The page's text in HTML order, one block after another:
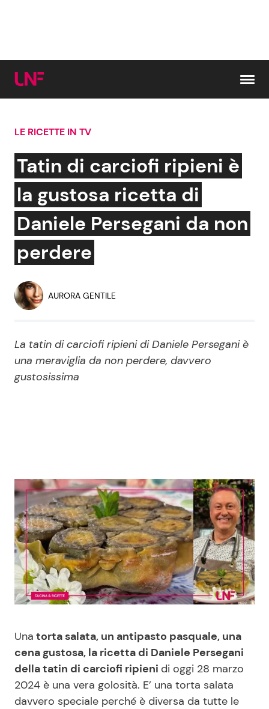
Cerca:
News e Cronaca
Attualità Italiana
Dal Mondo
Economia
Persone Scomparse
Politica
Gossip e TV
Bellezze VIP
Reality e Talent
News Musica
News Spettacolo
Benessere
Casa
Mondo Mamma
News benessere
Cucina e Ricette
Consigli di Cucina
Le Ricette in TV
Primi Piatti
LE RICETTE IN TV
Tatin di carciofi ripieni è
la gustosa ricetta di
Daniele Persegani da non
perdere
AURORA GENTILE
La tatin di carciofi ripieni di Daniele Persegani è
una meraviglia da non perdere, davvero
gustosissima
Una torta salata, un antipasto pasquale, una
cena gustosa, la ricetta di Daniele Persegani
della tatin di carciofi ripieni di oggi 28 marzo
2024 è una vera golosità. E’ una torta salata
davvero speciale perché è diversa da tutte le